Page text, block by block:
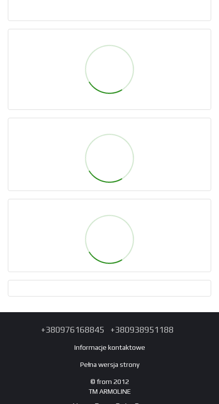
+380976168845 +380938951188
Informacje kontaktowe
Pełna wersja strony
© from 2012
TM ARMOLINE